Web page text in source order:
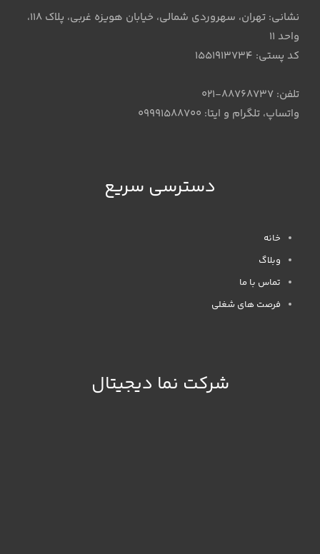
نشانی: تهران، سهروردی شمالی، خیابان هویزه غربی، پلاک 118،
واحد 11
کد پستی: 1551913734
تلفن: 88768737-021
واتساپ، تلگرام و ایتا: 09991588700
دسترسی سریع
خانه
وبلاگ
تماس با ما
فرصت های شغلی
شرکت نما دیجیتال